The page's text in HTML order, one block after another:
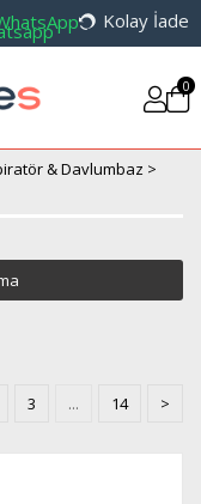
Kolay İade
0
& Davlumbaz >
3 ... 14 >